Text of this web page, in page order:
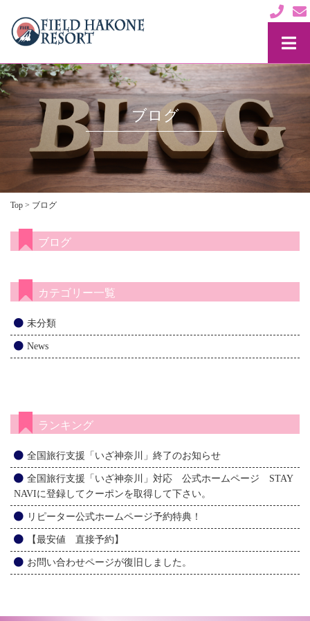
ブログ
Top > ブログ
ブログ
カテゴリー一覧
未分類
News
ランキング
全国旅行支援「いざ神奈川」終了のお知らせ
全国旅行支援「いざ神奈川」対応 公式ホームページ STAY
NAVIに登録してクーポンを取得して下さい。
リピーター公式ホームページ予約特典！
【最安値 直接予約】
お問い合わせページが復旧しました。